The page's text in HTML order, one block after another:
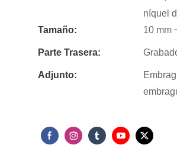
níquel
Tamaño:
10 mm
Parte Trasera:
Adjunto: